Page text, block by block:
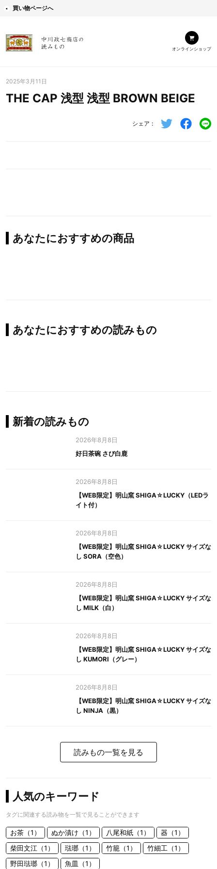
買い物ページへ
オンラインショップ
2025年3月11日
THE CAP 浅型 浅型 BROWN BEIGE
シェア
あなたにおすすめの商品
あなたにおすすめの読みもの
新着の読みもの
2026年8月8日
好日茶碗 さび白鹿
2026年8月8日
【WEB限定】明山窯 SHIGA☆LUCKY（LEDラ
イト付）
2026年8月8日
【WEB限定】明山窯 SHIGA☆LUCKY サイズな
し SORA（空色）
2026年8月8日
【WEB限定】明山窯 SHIGA☆LUCKY サイズな
し MILK（白）
2026年8月8日
【WEB限定】明山窯 SHIGA☆LUCKY サイズな
し KUMORI（グレー）
2026年8月8日
【WEB限定】明山窯 SHIGA☆LUCKY サイズな
し NINJA（黒）
読みもの一覧を見る
人気のキーワード
タグに関連する読み物を一覧で見ることができます
お茶（1） ぬか漬け（1） 八尾和紙（1）
器（1）
柴田文江（1）
琺瑯（1） 竹籠（1）
竹細工（1）
野田琺瑯（1）
魚皿（1）